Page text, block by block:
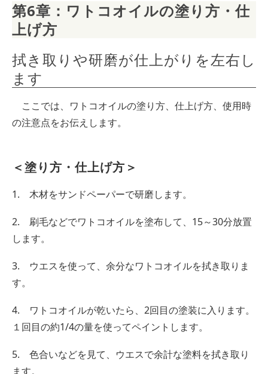
第6章：ワトコオイルの塗り方・仕
上げ方
拭き取りや研磨が仕上がりを左右し
ます
ここでは、ワトコオイルの塗り方、仕上げ方、使用時
の注意点をお伝えします。
＜塗り方・仕上げ方＞
1. 木材をサンドペーパーで研磨します。
2. 刷毛などでワトコオイルを塗布して、15～30分放置
します。
3. ウエスを使って、余分なワトコオイルを拭き取りま
す。
4. ワトコオイルが乾いたら、2回目の塗装に入ります。
１回目の約1/4の量を使ってペイントします。
5. 色合いなどを見て、ウエスで余計な塗料を拭き取り
ます。